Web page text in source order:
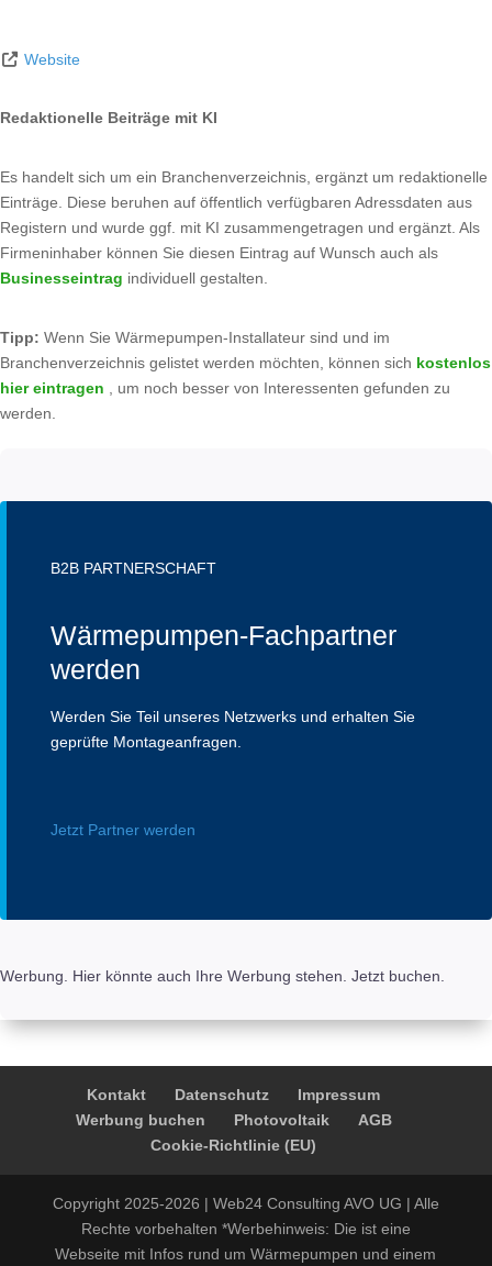
Website
Redaktionelle Beiträge mit KI
Es handelt sich um ein Branchenverzeichnis, ergänzt um redaktionelle
Einträge. Diese beruhen auf öffentlich verfügbaren Adressdaten aus
Registern und wurde ggf. mit KI zusammengetragen und ergänzt. Als
Firmeninhaber können Sie diesen Eintrag auf Wunsch auch als
Businesseintrag individuell gestalten.
Tipp: Wenn Sie Wärmepumpen-Installateur sind und im
Branchenverzeichnis gelistet werden möchten, können sich kostenlos
hier eintragen , um noch besser von Interessenten gefunden zu
werden.
B2B PARTNERSCHAFT
Wärmepumpen-Fachpartner
werden
Werden Sie Teil unseres Netzwerks und erhalten Sie
geprüfte Montageanfragen.
Jetzt Partner werden
Werbung. Hier könnte auch Ihre Werbung stehen. Jetzt buchen.
Kontakt Datenschutz
Impressum
Werbung buchen
Photovoltaik
AGB
Cookie-Richtlinie (EU)
Copyright 2025-2026 | Web24 Consulting AVO UG | Alle
Rechte vorbehalten *Werbehinweis: Die ist eine
Webseite mit Infos rund um Wärmepumpen und einem